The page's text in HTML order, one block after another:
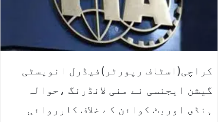
کراچی(اسٹاف رپورٹر)فیڈرل انویسٹی
گیشن ایجنسی نے منی لانڈرنگ ،حوالہ
ہنڈی اوربٹ کوائن کے خلاف کارروائی